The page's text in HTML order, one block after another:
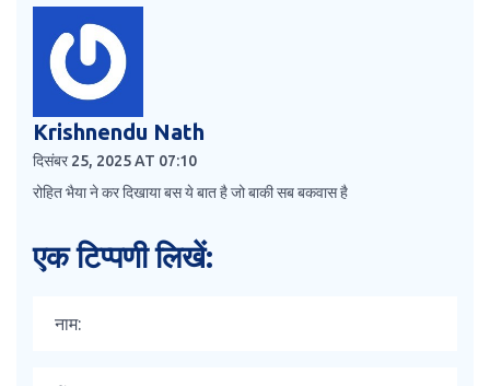
Krishnendu Nath
दिसंबर 25, 2025 AT 07:10
रोहित भैया ने कर दिखाया बस ये बात है जो बाकी सब बकवास है
एक टिप्पणी लिखें: